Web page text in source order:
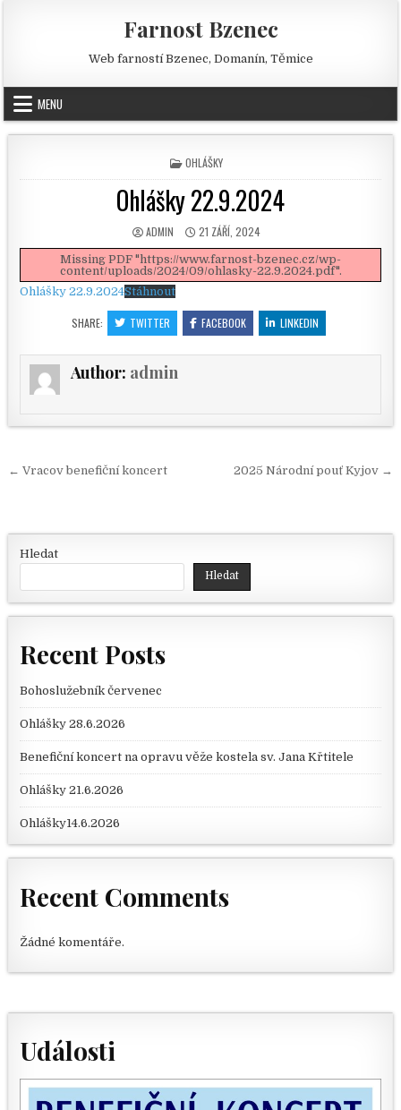
Farnost Bzenec
Web farností Bzenec, Domanín, Těmice
MENU
POSTED IN
OHLÁŠKY
Ohlášky 22.9.2024
AUTHOR:
ADMIN PUBLISHED DATE:
21 ZÁŘÍ, 2024
Missing PDF "https://www.farnost-bzenec.cz/wp-
content/uploads/2024/09/ohlasky-22.9.2024.pdf".
Ohlášky 22.9.2024Stáhnout
SHARE: TWITTER FACEBOOK LINKEDIN
Author: admin
Navigace pro příspěvek2025 Národní pouť Kyjov →
← Vracov benefiční koncert
Hledat
Hledat
Recent Posts
Bohoslužebník červenec
Ohlášky 28.6.2026
Benefiční koncert na opravu věže kostela sv. Jana Křtitele
Ohlášky 21.6.2026
Ohlášky14.6.2026
Recent Comments
Žádné komentáře.
Události